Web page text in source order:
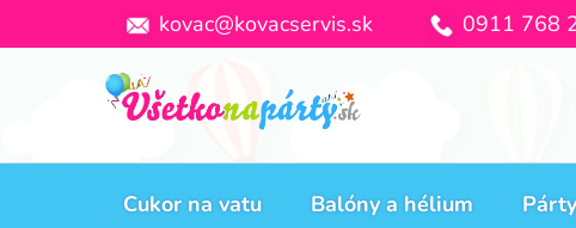
kovac@kovacservis.sk 0911 768
Cukor na vatu Balóny a hélium